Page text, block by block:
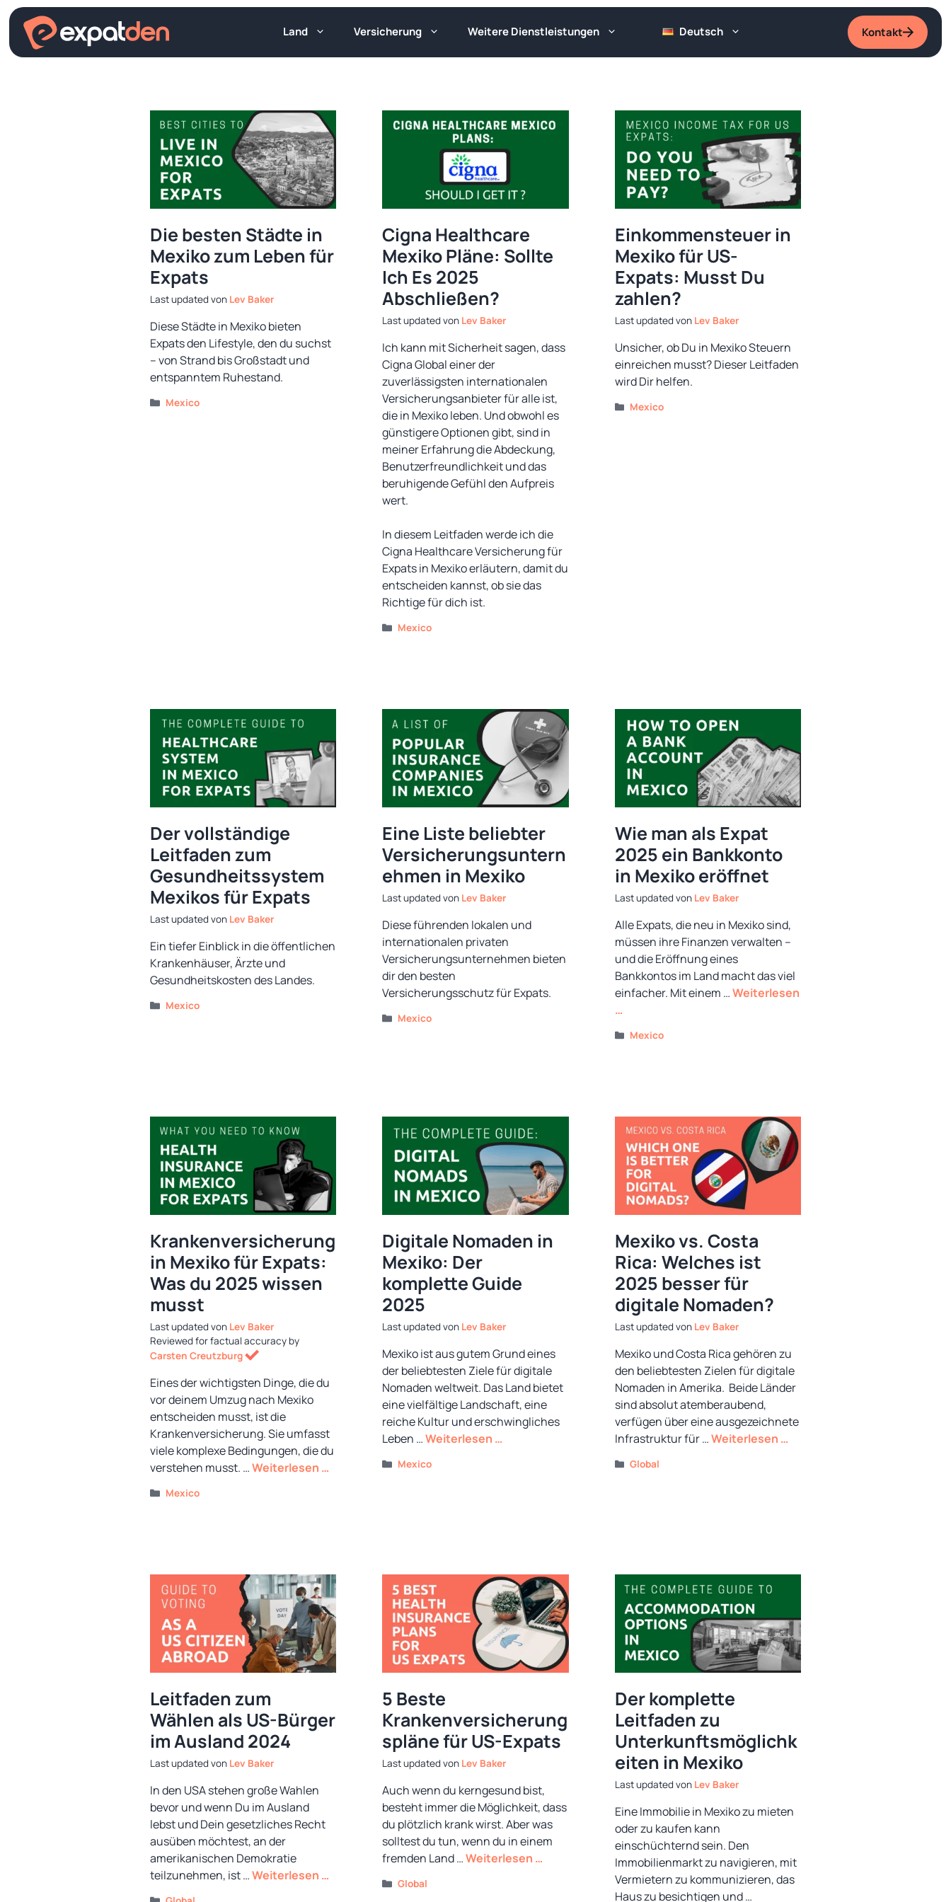
Zum
Inhalt
springen
Land Versicherung Weitere Dienstleistungen Deutsch Kontakt
Die besten Städte in
Mexiko zum Leben für
Expats
von Lev Baker
Diese Städte in Mexiko bieten
Expats den Lifestyle, den du suchst
– von Strand bis Großstadt und
entspanntem Ruhestand.
Kategorien
Mexico
Cigna Healthcare
Mexiko Pläne: Sollte
Ich Es 2025
Abschließen?
von Lev Baker
Ich kann mit Sicherheit sagen, dass
Cigna Global einer der
zuverlässigsten internationalen
Versicherungsanbieter für alle ist,
die in Mexiko leben. Und obwohl es
günstigere Optionen gibt, sind in
meiner Erfahrung die Abdeckung,
Benutzerfreundlichkeit und das
beruhigende Gefühl den Aufpreis
wert.
In diesem Leitfaden werde ich die
Cigna Healthcare Versicherung für
Expats in Mexiko erläutern, damit du
entscheiden kannst, ob sie das
Richtige für dich ist.
Kategorien
Mexico
Einkommensteuer in
Mexiko für US-
Expats: Musst Du
zahlen?
von Lev Baker
Unsicher, ob Du in Mexiko Steuern
einreichen musst? Dieser Leitfaden
wird Dir helfen.
Kategorien
Mexico
Der vollständige
Leitfaden zum
Gesundheitssystem
Mexikos für Expats
von Lev Baker
Ein tiefer Einblick in die öffentlichen
Krankenhäuser, Ärzte und
Gesundheitskosten des Landes.
Kategorien
Mexico
Eine Liste beliebter
Versicherungsuntern
ehmen in Mexiko
von Lev Baker
Diese führenden lokalen und
internationalen privaten
Versicherungsunternehmen bieten
dir den besten
Versicherungsschutz für Expats.
Kategorien
Mexico
Wie man als Expat
2025 ein Bankkonto
in Mexiko eröffnet
von Lev Baker
Alle Expats, die neu in Mexiko sind,
müssen ihre Finanzen verwalten –
und die Eröffnung eines
Bankkontos im Land macht das viel
einfacher. Mit einem …Weiterlesen
…
Kategorien
Mexico
Krankenversicherung
in Mexiko für Expats:
Was du 2025 wissen
musst
von Lev Baker
Reviewed for factual accuracy by
Carsten Creutzburg
Eines der wichtigsten Dinge, die du
vor deinem Umzug nach Mexiko
entscheiden musst, ist die
Krankenversicherung. Sie umfasst
viele komplexe Bedingungen, die du
verstehen musst. …Weiterlesen …
Kategorien
Mexico
Digitale Nomaden in
Mexiko: Der
komplette Guide
2025
von Lev Baker
Mexiko ist aus gutem Grund eines
der beliebtesten Ziele für digitale
Nomaden weltweit. Das Land bietet
eine vielfältige Landschaft, eine
reiche Kultur und erschwingliches
Leben …Weiterlesen …
Kategorien
Mexico
Mexiko vs. Costa
Rica: Welches ist
2025 besser für
digitale Nomaden?
von Lev Baker
Mexiko und Costa Rica gehören zu
den beliebtesten Zielen für digitale
Nomaden in Amerika. Beide Länder
sind absolut atemberaubend,
verfügen über eine ausgezeichnete
Infrastruktur für …Weiterlesen …
Kategorien
Global
Leitfaden zum
Wählen als US-Bürger
im Ausland 2024
von Lev Baker
In den USA stehen große Wahlen
bevor und wenn Du im Ausland
lebst und Dein gesetzliches Recht
ausüben möchtest, an der
amerikanischen Demokratie
teilzunehmen, ist …Weiterlesen …
5 Beste
Krankenversicherung
spläne für US-Expats
von Lev Baker
Auch wenn du kerngesund bist,
besteht immer die Möglichkeit, dass
du plötzlich krank wirst. Aber was
solltest du tun, wenn du in einem
fremden Land …Weiterlesen …
Kategorien
Global
Der komplette
Leitfaden zu
Unterkunftsmöglichk
eiten in Mexiko
von Lev Baker
Eine Immobilie in Mexiko zu mieten
oder zu kaufen kann
einschüchternd sein. Den
Immobilienmarkt zu navigieren, mit
Vermietern zu kommunizieren, das
Haus zu besichtigen und …